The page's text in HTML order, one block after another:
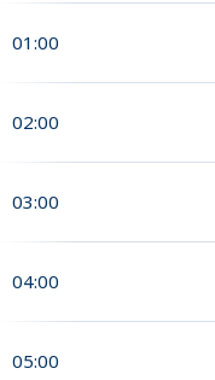
01:00
02:00
03:00
04:00
05:00